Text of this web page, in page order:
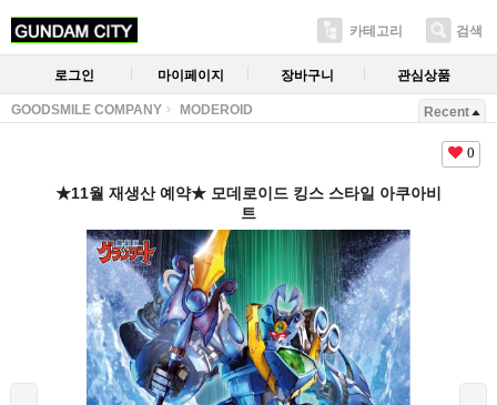
카테고리 검색
로그인 마이페이지 장바구니 관심상품
GOODSMILE COMPANY MODEROID Recent
0
★11월 재생산 예약★ 모데로이드 킹스 스타일 아쿠아비
트